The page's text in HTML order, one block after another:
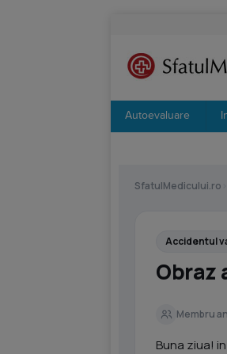
Autoevaluare
SfatulMedicului.ro
Accidentul
Obraz
Membru
Buna ziua!